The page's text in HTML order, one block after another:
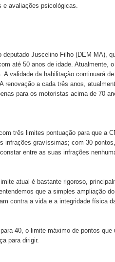
avaliações psicológicas.
Juscelino Filho (DEM-MA),
até 50 anos de idade. Atualmente,
validade da habilitação continuará
renovação a cada três anos,
para os motoristas acima de 70
três limites pontuação para que a
infrações gravíssimas; com 30
entre as suas infrações
atual é bastante rigoroso,
que a simples ampliação
contra a vida e a integridade física
40, o limite máximo de pontos que
para dirigir.